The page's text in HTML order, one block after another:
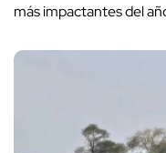
más impactantes del